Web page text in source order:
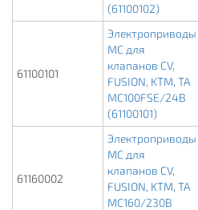
(61100102)
61100101
Электроприводы
МС для
клапанов CV,
FUSION, KTM, TA
MC100FSE/24В
(61100101)
61160002
Электроприводы
МС для
клапанов CV,
FUSION, KTM, TA
МС160/230В